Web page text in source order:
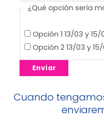
¿Qué opción sería
Opción 1 13/03 y 15/
Opción 2 13/03 y 15/
Cuando